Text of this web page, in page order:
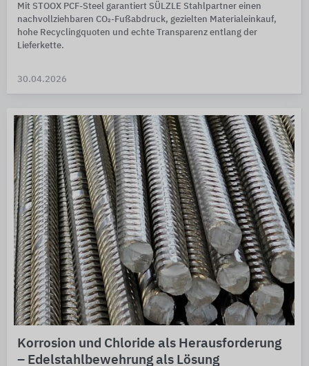
Mit STOOX PCF-Steel garantiert SÜLZLE Stahlpartner einen
nachvollziehbaren CO₂-Fußabdruck, gezielten Materialeinkauf,
hohe Recyclingquoten und echte Transparenz entlang der
Lieferkette.
30.04.2026
Korrosion und Chloride als Herausforderung
– Edelstahlbewehrung als Lösung